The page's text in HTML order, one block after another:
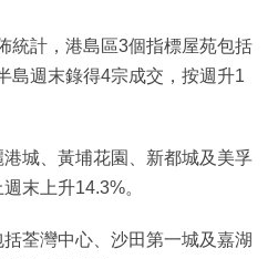
統計，港島區3個指標屋苑包括
島週末錄得4宗成交，按週升1
城、黃埔花園、新都城及美孚
末上升14.3%。
荃灣中心、沙田第一城及嘉湖